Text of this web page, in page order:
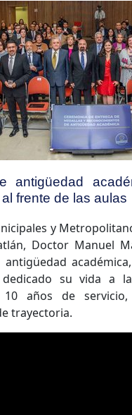
antigüedad
frente de las aulas
y
Doctor Manuel
su vida a
años de
trayectoria.